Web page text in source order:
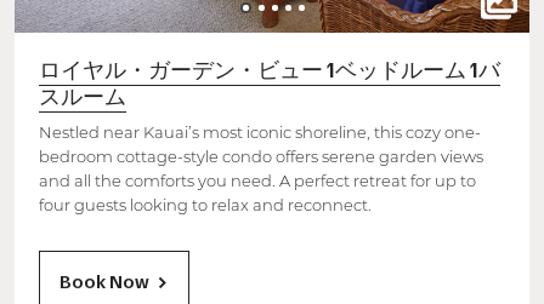
ロイヤル・ガーデン・ビュー 1ベッドルーム 1バ
スルーム
Nestled near Kauai’s most iconic shoreline, this cozy one-
bedroom cottage-style condo offers serene garden views
and all the comforts you need. A perfect retreat for up to
four guests looking to relax and reconnect.
Book Now